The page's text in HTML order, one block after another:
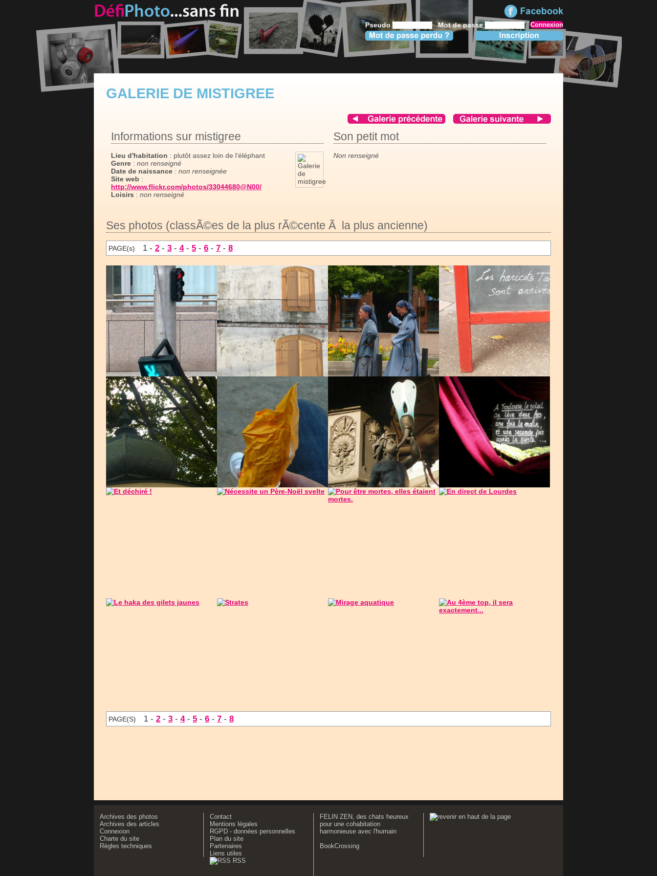
Pseudo Mot de passe
GALERIE DE MISTIGREE
Informations sur mistigree
Lieu d'habitation : plutôt assez loin de l'éléphant
Genre : non renseigné
Date de naissance : non renseignée
Site web :
http://www.flickr.com/photos/33044680@N00/
Loisirs : non renseigné
Son petit mot
Non renseigné
Ses photos (classÃ©es de la plus rÃ©cente Ã la plus ancienne)
PAGE(s) 1 - 2 - 3 - 4- 5 - 6 - 7 - 8
PAGE(S) 1 - 2 - 3 - 4- 5 - 6 - 7 - 8
Archives des photos
Archives des articles
Connexion
Charte du site
Règles techniques
Contact
Mentions légales
RGPD - données personnelles
Plan du site
Partenaires
Liens utiles
RSS
FELIN ZEN, des chats heureux
pour une cohabitation
harmonieuse avec l'humain
BookCrossing